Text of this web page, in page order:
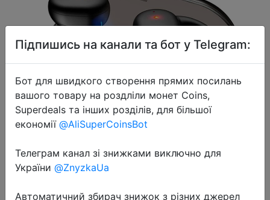
2020-11-23
TWS4 Bluetooth Jerry 5,0
Беспроводные сенсорные
Підпишись на канали та бот у Telegram:
Бот для швидкого створення прямих посилань
вашого товару на роздліли монет Coins,
Superdeals та інших розділів, для більшої
економії @AliSuperCoinsBot
Телеграм канал зі знижками виключно для
України @ZnyzkaUa
Автоматичний збирач знижок з різних джерел